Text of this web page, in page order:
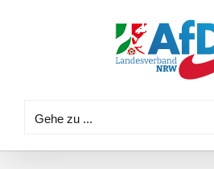
Gehe zu ...